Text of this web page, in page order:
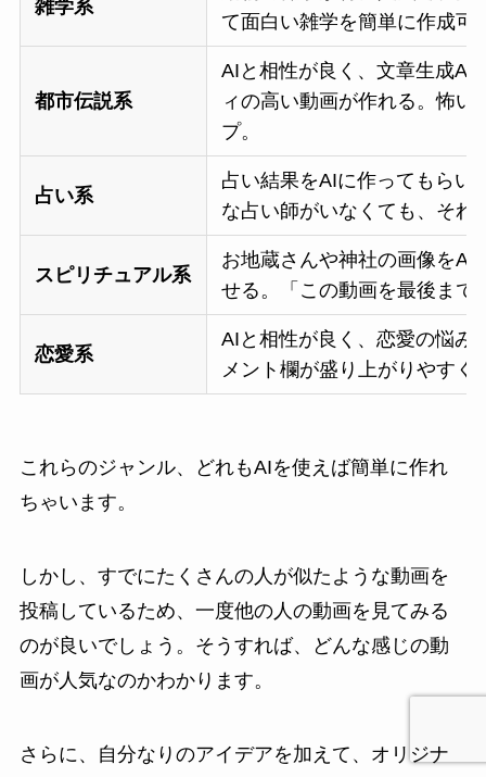
雑学系
て面白い雑学を簡単に作成可
都市伝説系
AIと相性が良く、文章生成AI
ィの高い動画が作れる。怖
プ。
占い系
占い結果をAIに作ってもらい
な占い師がいなくても、それ
スピリチュアル系
お地蔵さんや神社の画像をAI
せる。「この動画を最後まで
恋愛系
AIと相性が良く、恋愛の悩み
メント欄が盛り上がりやすく
これらのジャンル、どれもAIを使えば簡単に作れ
ちゃいます。
しかし、すでにたくさんの人が似たような動画を
投稿しているため、一度他の人の動画を見てみる
のが良いでしょう。そうすれば、どんな感じの動
画が人気なのかわかります。
さらに、自分なりのアイデアを加えて、オリジナ